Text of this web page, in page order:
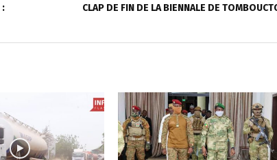
:
CLAP DE FIN DE LA BIENNALE DE